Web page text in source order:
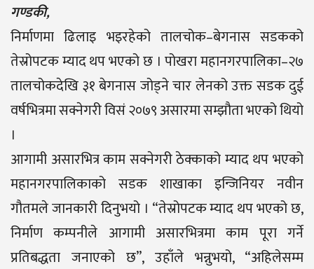
गण्डकी,
निर्माणमा ढिलाइ भइरहेको तालचोक–बेगनास सडकको
तेस्रोपटक म्याद थप भएको छ । पोखरा महानगरपालिका–२७
तालचोकदेखि ३१ बेगनास जोड्ने चार लेनको उक्त सडक दुई
वर्षभित्रमा सक्नेगरी विसं २०७९ असारमा सम्झौता भएको थियो
।
आगामी असारभित्र काम सक्नेगरी ठेक्काको म्याद थप भएको
महानगरपालिकाको सडक शाखाका इन्जिनियर नवीन
गौतमले जानकारी दिनुभयो । “तेस्रोपटक म्याद थप भएको छ,
निर्माण कम्पनीले आगामी असारभित्रमा काम पूरा गर्ने
प्रतिबद्धता जनाएको छ”, उहाँले भन्नुभयो, “अहिलेसम्म